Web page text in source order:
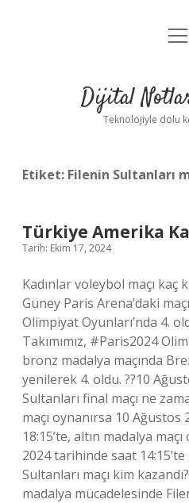
Yasal
Dijital
Teknolojiyle dolu
Etiket: Filenin Sultanları
Türkiye Amerika
Tarih: Ekim 17, 2024
Kadınlar voleybol maçı kaç
Güney Paris Arena’daki
Olimpiyat Oyunları’nda 4.
Takımımız, #Paris2024
bronz madalya maçında
yenilerek 4. oldu. ??10
Sultanları final maçı ne
maçı oynanırsa 10
18:15’te, altın madalya
2024 tarihinde saat
Sultanları maçı kim
madalya mücadelesinde